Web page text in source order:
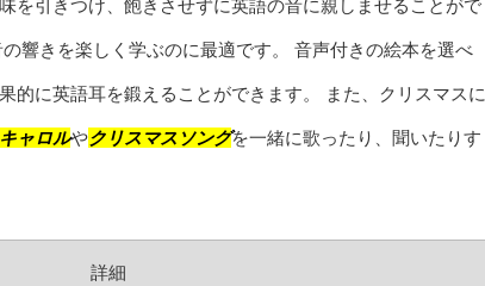
を引きつけ、飽きさせずに英語の音に親しませることがで
響きを楽しく学ぶのに最適です。 音声付きの絵本を選べ
的に英語耳を鍛えることができます。 また、クリスマスに
ャロルやクリスマスソングを一緒に歌ったり、聞いたりす
詳細